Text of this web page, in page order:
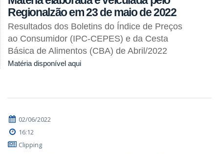
Regionalzão em 23 de maio de 2022
Resultados dos Boletins do Índice de Preços
ao Consumidor (IPC-CEPES) e da Cesta
Básica de Alimentos (CBA) de Abril/2022
Matéria disponível aqui
02/06/2022
16:12
Clipping